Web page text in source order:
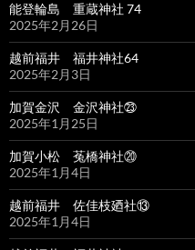
能登輪島 重蔵神社 74
2025年2月26日
越前福井 福井神社64
2025年2月3日
加賀金沢 金沢神社㉓
2025年1月25日
加賀小松 菟橋神社⑳
2025年1月4日
越前福井 佐佳枝廼社⑬
2025年1月4日